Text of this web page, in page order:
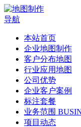
导航
本站首页
企业地图制作
客户分布地图
行业应用地图
公司优势
企业客户案例
标注套餐
业务范围
项目动态